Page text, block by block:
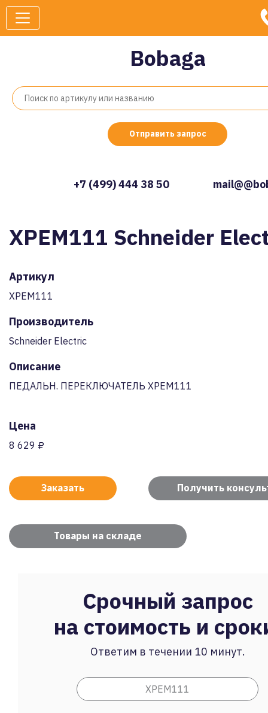
Bobaga
Отправить запрос
+7 (499) 444 38 50
XPEM111 Schneider
Артикул
XPEM111
Производитель
Schneider Electric
Описание
ПЕДАЛЬН. ПЕРЕКЛЮЧАТЕЛЬ XPEM111
Цена
8 629 ₽
Заказать Получить
Товары на складе
Срочный запрос
на стоимость и
Ответим в течении 10 минут.